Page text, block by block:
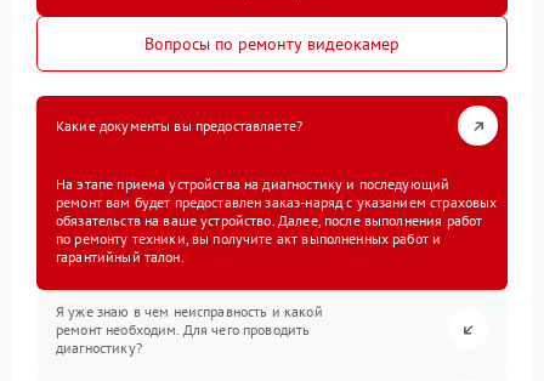
Вопросы по ремонту видеокамер
Какие документы вы предоставляете?
На этапе приема устройства на диагностику и последующий
ремонт вам будет предоставлен заказ-наряд с указанием страховых
обязательств на ваше устройство. Далее, после выполнения работ
по ремонту техники, вы получите акт выполненных работ и
гарантийный талон.
Я уже знаю в чем неисправность и какой
ремонт необходим. Для чего проводить
диагностику?